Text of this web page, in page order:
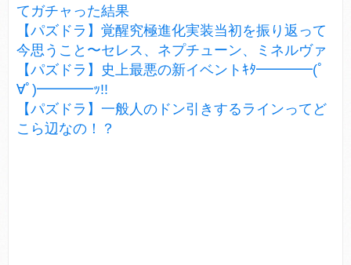
てガチャった結果
【パズドラ】覚醒究極進化実装当初を振り返って
今思うこと〜セレス、ネプチューン、ミネルヴァ
【パズドラ】史上最悪の新イベントｷﾀ━━━━(ﾟ
∀ﾟ)━━━━ｯ!!
【パズドラ】一般人のドン引きするラインってど
こら辺なの！？